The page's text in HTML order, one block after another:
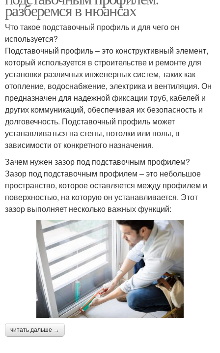
разберемся в нюансах
Что такое подставочный профиль и для чего он
используется?
Подставочный профиль – это конструктивный элемент,
который используется в строительстве и ремонте для
установки различных инженерных систем, таких как
отопление, водоснабжение, электрика и вентиляция. Он
предназначен для надежной фиксации труб, кабелей и
других коммуникаций, обеспечивая их безопасность и
долговечность. Подставочный профиль может
устанавливаться на стены, потолки или полы, в
зависимости от конкретного назначения.
Зачем нужен зазор под подставочным профилем?
Зазор под подставочным профилем – это небольшое
пространство, которое оставляется между профилем и
поверхностью, на которую он устанавливается. Этот
зазор выполняет несколько важных функций:
читать дальше →